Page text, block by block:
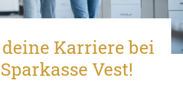
Karriere bei
Vest!